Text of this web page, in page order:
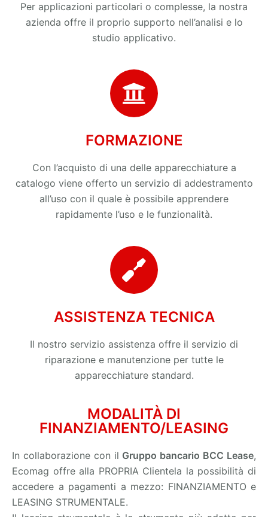
Per applicazioni particolari o complesse, la nostra
azienda offre il proprio supporto nell’analisi e lo
studio applicativo.
FORMAZIONE
Con l’acquisto di una delle apparecchiature a
catalogo viene offerto un servizio di addestramento
all’uso con il quale è possibile apprendere
rapidamente l’uso e le funzionalità.
ASSISTENZA TECNICA
Il nostro servizio assistenza offre il servizio di
riparazione e manutenzione per tutte le
apparecchiature standard.
MODALITÀ DI
FINANZIAMENTO/LEASING
In collaborazione con il Gruppo bancario BCC Lease,
Ecomag offre alla PROPRIA Clientela la possibilità di
accedere a pagamenti a mezzo: FINANZIAMENTO e
LEASING STRUMENTALE.